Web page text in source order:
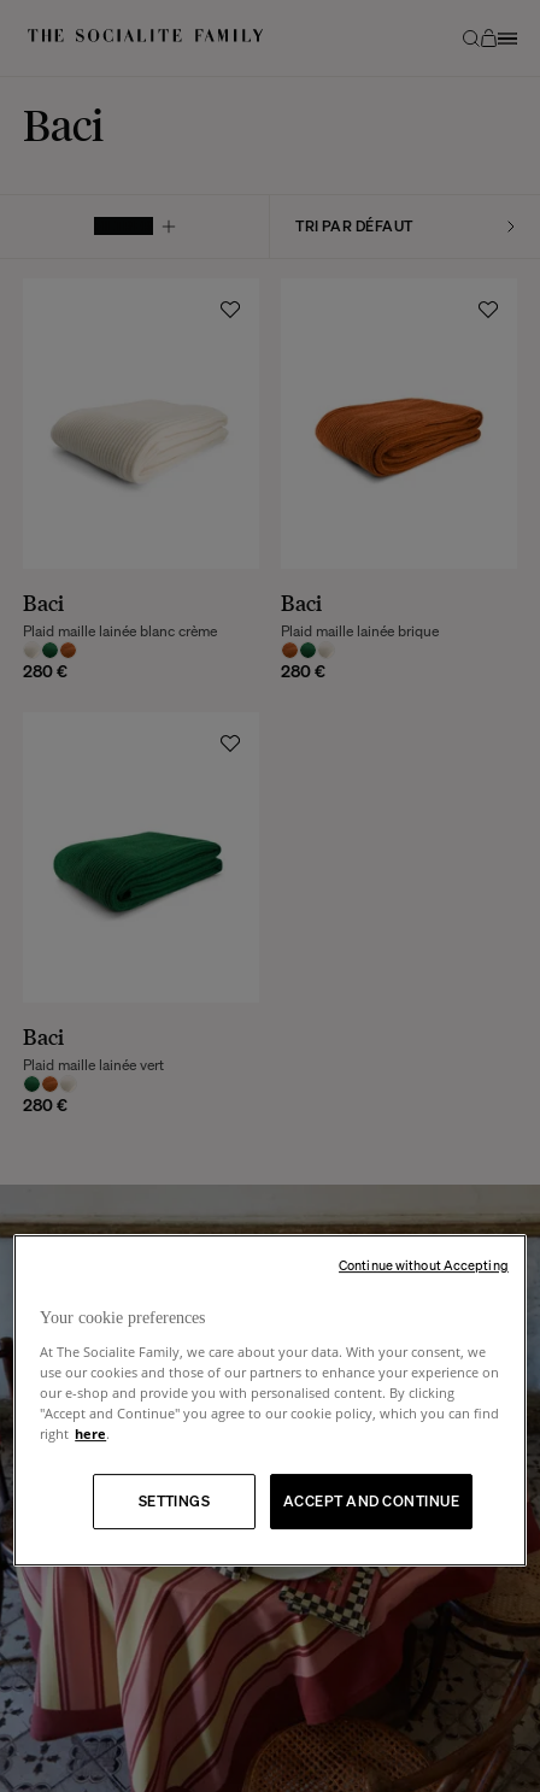
Baci
Baci
280 €
Plaid maille lainée blanc crème
Baci
280 €
Plaid maille lainée brique
Baci
280 €
Plaid maille lainée vert
Your cookie preferences
At The Socialite Family, we care about your data. With your consent, we
use our cookies and those of our partners to enhance your experience on
our e-shop and provide you with personalised content. By clicking
"Accept and Continue" you agree to our cookie policy, which you can find
right here.
ACCEPT AND CONTINUE
SETTINGS
Continue without Accepting